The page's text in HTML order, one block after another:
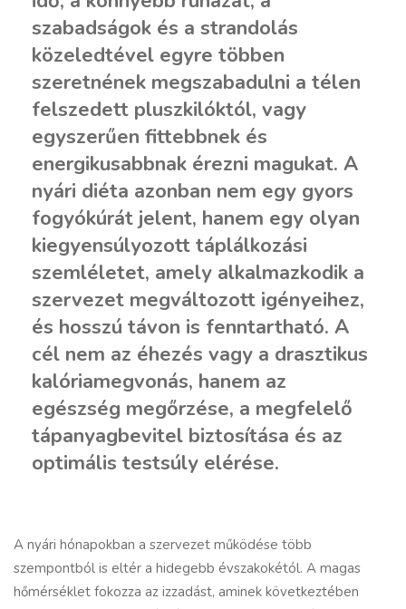
szabadságok és a strandolás
közeledtével egyre többen
szeretnének megszabadulni a télen
felszedett pluszkilóktól, vagy
egyszerűen fittebbnek és
energikusabbnak érezni magukat. A
nyári diéta azonban nem egy gyors
fogyókúrát jelent, hanem egy olyan
kiegyensúlyozott táplálkozási
szemléletet, amely alkalmazkodik a
szervezet megváltozott igényeihez,
és hosszú távon is fenntartható. A
cél nem az éhezés vagy a drasztikus
kalóriamegvonás, hanem az
egészség megőrzése, a megfelelő
tápanyagbevitel biztosítása és az
optimális testsúly elérése.
A nyári hónapokban a szervezet működése több
szempontból is eltér a hidegebb évszakokétól. A magas
hőmérséklet fokozza az izzadást, aminek következtében